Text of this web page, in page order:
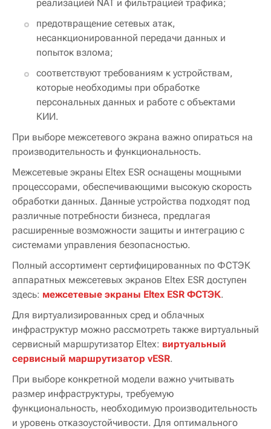
реализацией NAT и фильтрацией трафика;
предотвращение сетевых атак,
несанкционированной передачи данных и
попыток взлома;
соответствуют требованиям к устройствам,
которые необходимы при обработке
персональных данных и работе с объектами
КИИ.
При выборе межсетевого экрана важно опираться на
производительность и функциональность.
Межсетевые экраны Eltex ESR оснащены мощными
процессорами, обеспечивающими высокую скорость
обработки данных. Данные устройства подходят под
различные потребности бизнеса, предлагая
расширенные возможности защиты и интеграцию с
системами управления безопасностью.
Полный ассортимент сертифицированных по ФСТЭК
аппаратных межсетевых экранов Eltex ESR доступен
здесь: межсетевые экраны Eltex ESR ФСТЭК.
Для виртуализированных сред и облачных
инфраструктур можно рассмотреть также виртуальный
сервисный маршрутизатор Eltex: виртуальный
сервисный маршрутизатор vESR.
При выборе конкретной модели важно учитывать
размер инфраструктуры, требуемую
функциональность, необходимую производительность
и уровень отказоустойчивости. Для оптимального